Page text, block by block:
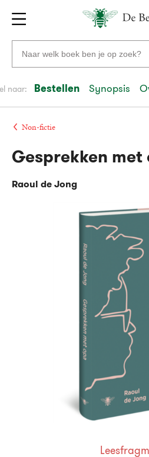
Gratis
verzending
vanaf
20
euro
Voor
23:59
volgendein
Veilig betalen
Gratis
Zoeken
naar
auteurs
en
uitgevers
naar: Bestellen Synopsis
Non-fictie
Gesprekken met
Raoul de Jong